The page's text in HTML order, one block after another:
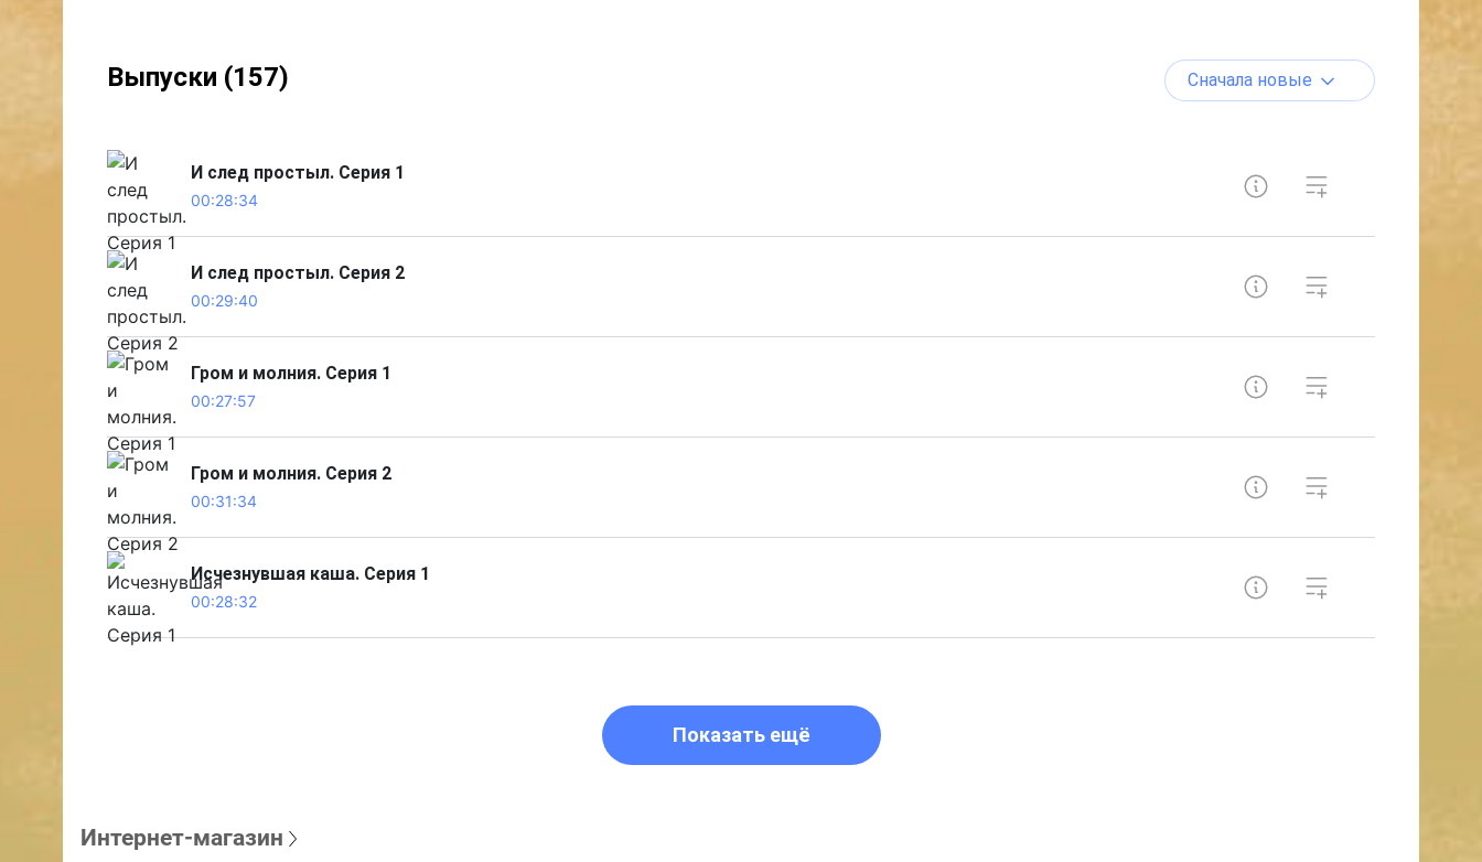
Выпуски (157) Сначала новые
И след простыл. Серия 1
00:28:34
И след простыл. Серия 2
00:29:40
Гром и молния. Серия 1
00:27:57
Гром и молния. Серия 2
00:31:34
Исчезнувшая каша. Серия 1
00:28:32
Показать ещё
Интернет-магазин